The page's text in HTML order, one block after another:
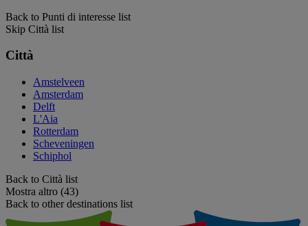
Back to Punti di interesse list
Skip Città list
Città
Amstelveen
Amsterdam
Delft
L'Aia
Rotterdam
Scheveningen
Schiphol
Back to Città list
Mostra altro (43)
Back to other destinations list